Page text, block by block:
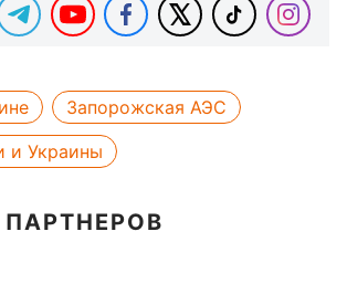
Запорожская АЭС
и Украины